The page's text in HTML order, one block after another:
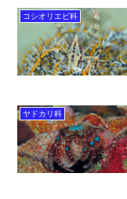
コシオリエビ科
ヤドカリ科